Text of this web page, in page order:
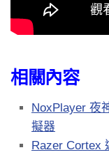
相關內容
NoxPlayer 夜
擬器
Razer Cortex